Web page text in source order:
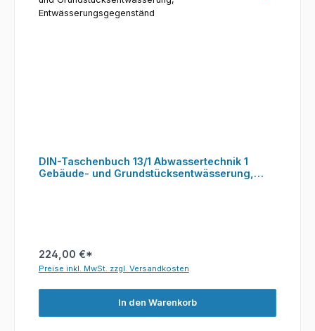
DIN-Taschenbuch 13/1 Abwassertechnik 1
Gebäude- und Grundstücksentwässerung,
224,00 €*
Preise inkl. MwSt. zzgl. Versandkosten
In den Warenkorb